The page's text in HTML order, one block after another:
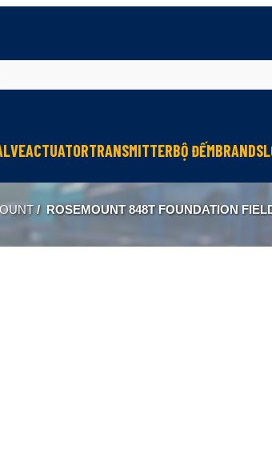
ACTUATORTRANSMITTERBỘ ĐẾMBRANDS
Oriental
KGN
/ ROSEMOUNT 848T FOUNDATION FIELDBUS